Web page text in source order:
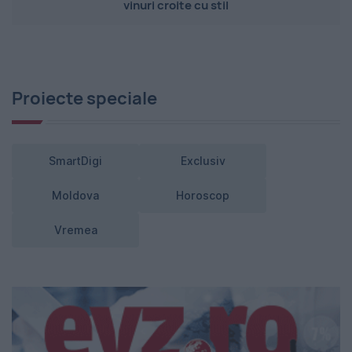
vinuri croite cu stil
Proiecte speciale
SmartDigi Exclusiv
Moldova Horoscop
Vremea